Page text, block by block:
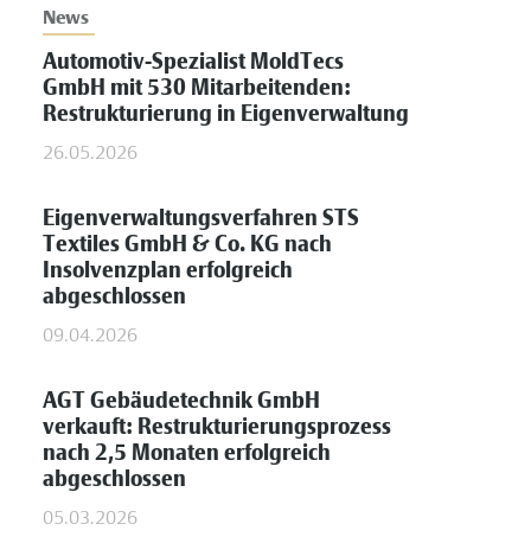
News
Automotiv-Spezialist MoldTecs
GmbH mit 530 Mitarbeitenden:
Restrukturierung in Eigenverwaltung
26.05.2026
Eigenverwaltungsverfahren STS
Textiles GmbH & Co. KG nach
Insolvenzplan erfolgreich
abgeschlossen
09.04.2026
AGT Gebäudetechnik GmbH
verkauft: Restrukturierungsprozess
nach 2,5 Monaten erfolgreich
abgeschlossen
05.03.2026